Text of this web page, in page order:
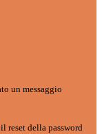
un messaggio
reset della password